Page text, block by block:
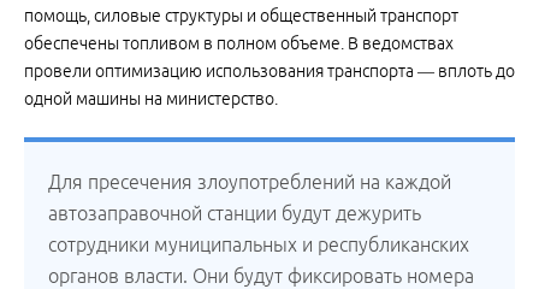
помощь, силовые структуры и общественный транспорт
обеспечены топливом в полном объеме. В ведомствах
провели оптимизацию использования транспорта — вплоть до
одной машины на министерство.
Для пресечения злоупотреблений на каждой
автозаправочной станции будут дежурить
сотрудники муниципальных и республиканских
органов власти. Они будут фиксировать номера